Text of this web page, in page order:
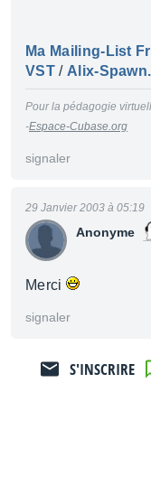
Ma Mailing-List
VST/ Alix-
Pour la pédagogie
-Espace-Cubase.org
signaler
Anonyme
29 Janvier 2003 à 05:19
Merci
signaler
S'INSCRIRE